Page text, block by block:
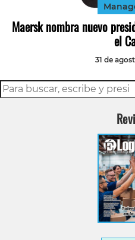
Maersk nombra nuevo
el
31 de